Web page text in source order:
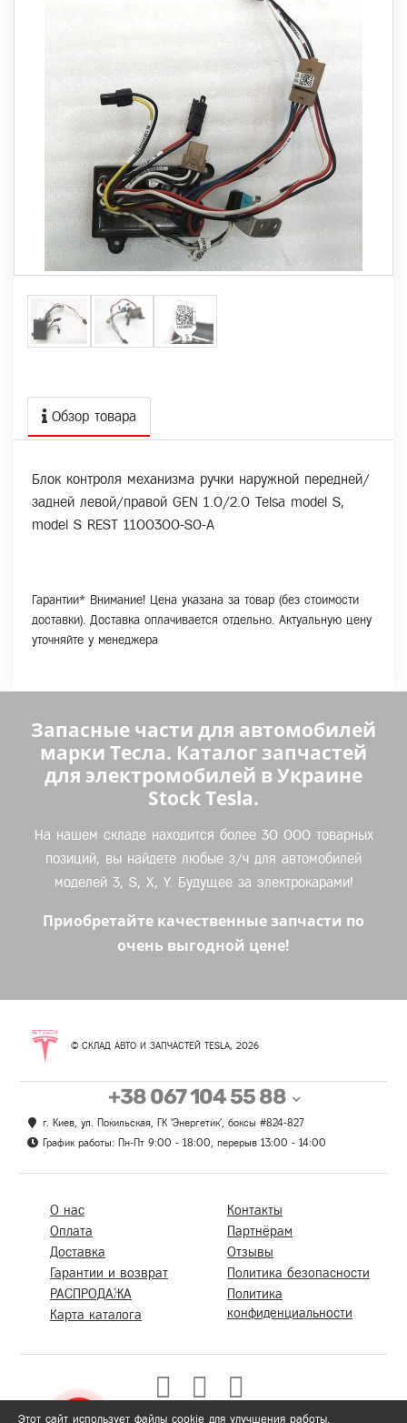
Обзор товара
Блок контроля механизма ручки наружной передней/
задней левой/правой GEN 1.0/2.0 Telsa model S,
model S REST 1100300-S0-A
Гарантии* Внимание! Цена указана за товар (без стоимости
доставки). Доставка оплачивается отдельно. Актуальную цену
уточняйте у менеджера
Запасные части для автомобилей
марки Тесла. Каталог запчастей
для электромобилей в Украине
Stock Tesla.
На нашем складе находится более 30 000 товарных
позиций, вы найдете любые з/ч для автомобилей
моделей 3, S, X, Y. Будущее за электрокарами!
Приобретайте качественные запчасти по
очень выгодной цене!
© СКЛАД АВТО И ЗАПЧАСТЕЙ TESLA, 2026
+38 067 104 55 88
г. Киев, ул. Покильская, ГК 'Энергетик', боксы #824-827
График работы: Пн-Пт 9:00 - 18:00, перерыв 13:00 - 14:00
О нас
Оплата
Доставка
Гарантии и возврат
РАСПРОДАЖА
Карта каталога
Контакты
Партнёрам
Отзывы
Политика безопасности
Политика
конфиденциальности
Этот сайт использует файлы cookie для улучшения работы.